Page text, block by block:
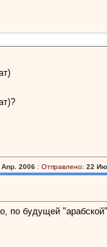
Апр. 2006: Отправлено: 22
по будущей